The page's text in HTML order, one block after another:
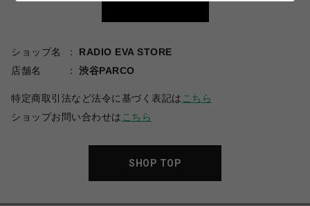
ショップ名
RADIO EVA STORE
店舗名
渋谷PARCO
特定商取引法など法令に基づく表記は こちら
ショップお問い合わせは こちら
SHOP TOP